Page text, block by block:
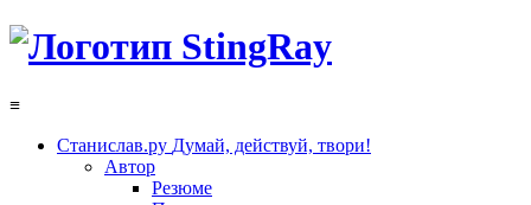
≡
Станислав.ру Думай, действуй, твори!
Автор
Резюме